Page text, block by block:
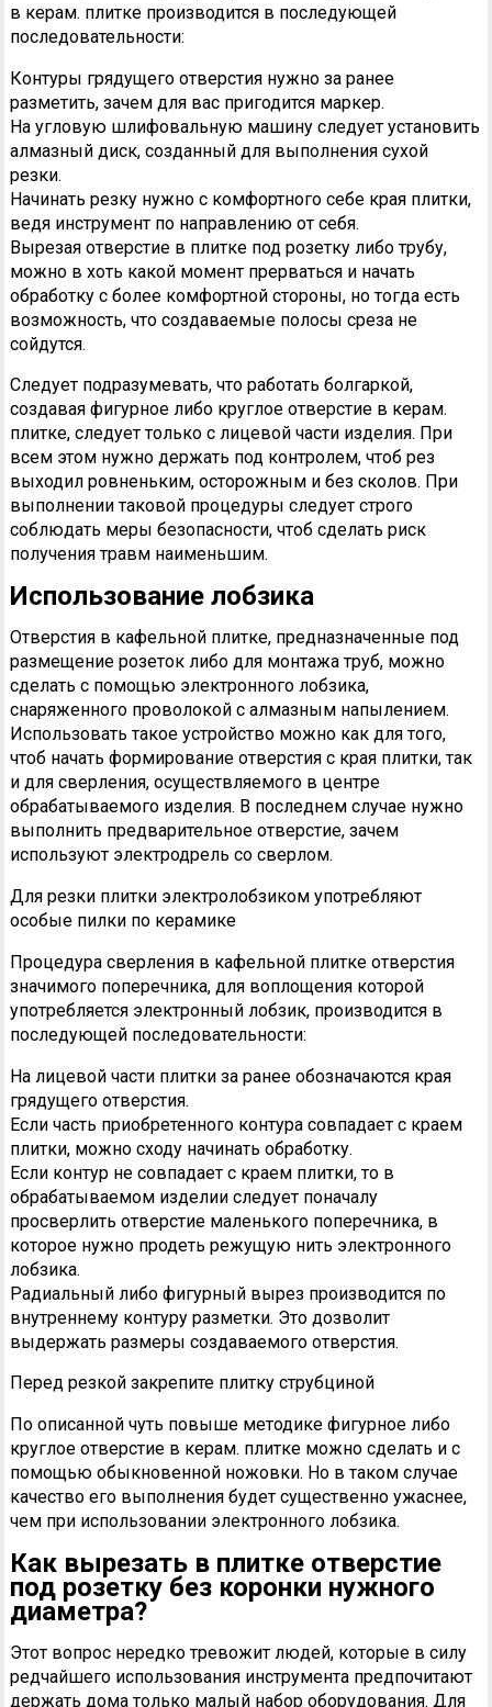
в керам. плитке производится в последующей
последовательности:
Контуры грядущего отверстия нужно за ранее
разметить, зачем для вас пригодится маркер.
На угловую шлифовальную машину следует установить
алмазный диск, созданный для выполнения сухой
резки.
Начинать резку нужно с комфортного себе края плитки,
ведя инструмент по направлению от себя.
Вырезая отверстие в плитке под розетку либо трубу,
можно в хоть какой момент прерваться и начать
обработку с более комфортной стороны, но тогда есть
возможность, что создаваемые полосы среза не
сойдутся.
Следует подразумевать, что работать болгаркой,
создавая фигурное либо круглое отверстие в керам.
плитке, следует только с лицевой части изделия. При
всем этом нужно держать под контролем, чтоб рез
выходил ровненьким, осторожным и без сколов. При
выполнении таковой процедуры следует строго
соблюдать меры безопасности, чтоб сделать риск
получения травм наименьшим.
Использование лобзика
Отверстия в кафельной плитке, предназначенные под
размещение розеток либо для монтажа труб, можно
сделать с помощью электронного лобзика,
снаряженного проволокой с алмазным напылением.
Использовать такое устройство можно как для того,
чтоб начать формирование отверстия с края плитки, так
и для сверления, осуществляемого в центре
обрабатываемого изделия. В последнем случае нужно
выполнить предварительное отверстие, зачем
используют электродрель со сверлом.
Для резки плитки электролобзиком употребляют
особые пилки по керамике
Процедура сверления в кафельной плитке отверстия
значимого поперечника, для воплощения которой
употребляется электронный лобзик, производится в
последующей последовательности:
На лицевой части плитки за ранее обозначаются края
грядущего отверстия.
Если часть приобретенного контура совпадает с краем
плитки, можно сходу начинать обработку.
Если контур не совпадает с краем плитки, то в
обрабатываемом изделии следует поначалу
просверлить отверстие маленького поперечника, в
которое нужно продеть режущую нить электронного
лобзика.
Радиальный либо фигурный вырез производится по
внутреннему контуру разметки. Это дозволит
выдержать размеры создаваемого отверстия.
Перед резкой закрепите плитку струбциной
По описанной чуть повыше методике фигурное либо
круглое отверстие в керам. плитке можно сделать и с
помощью обыкновенной ножовки. Но в таком случае
качество его выполнения будет существенно ужаснее,
чем при использовании электронного лобзика.
Как вырезать в плитке отверстие
под розетку без коронки нужного
диаметра?
Этот вопрос нередко тревожит людей, которые в силу
редчайшего использования инструмента предпочитают
держать дома только малый набор оборудования. Для